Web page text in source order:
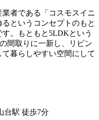
者である「コスモスイニ
というコンセプトのもと
。もともと5LDKという
間取りに一新し、リビン
暮らしやすい空間にして
台駅 徒歩7分